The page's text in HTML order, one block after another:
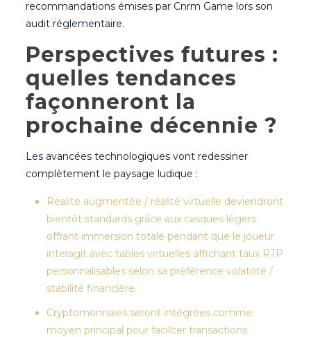
recommandations émises par Cnrm Game lors son
audit réglementaire.
Perspectives futures :
quelles tendances
façonneront la
prochaine décennie ?
Les avancées technologiques vont redessiner
complètement le paysage ludique :
Réalité augmentée / réalité virtuelle deviendront
bientôt standards grâce aux casques légers
offrant immersion totale pendant que le joueur
interagit avec tables virtuelles affichant taux RTP
personnalisables selon sa préférence volatilité /
stabilité financière.
Cryptomonnaies seront intégrées comme
moyen principal pour faciliter transactions